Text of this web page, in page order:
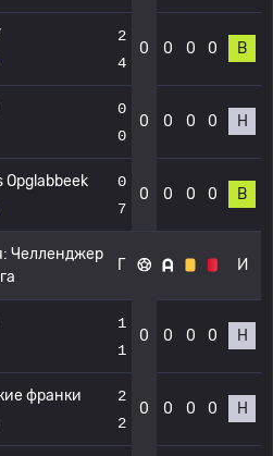
2
4
0 0 0 0 В
0
0
0 0 0 0 Н
Opglabbeek
0
7
0 0 0 0 В
Челленджер
Г И
1
1
0 0 0 0 Н
франки
2
2
0 0 0 0 Н